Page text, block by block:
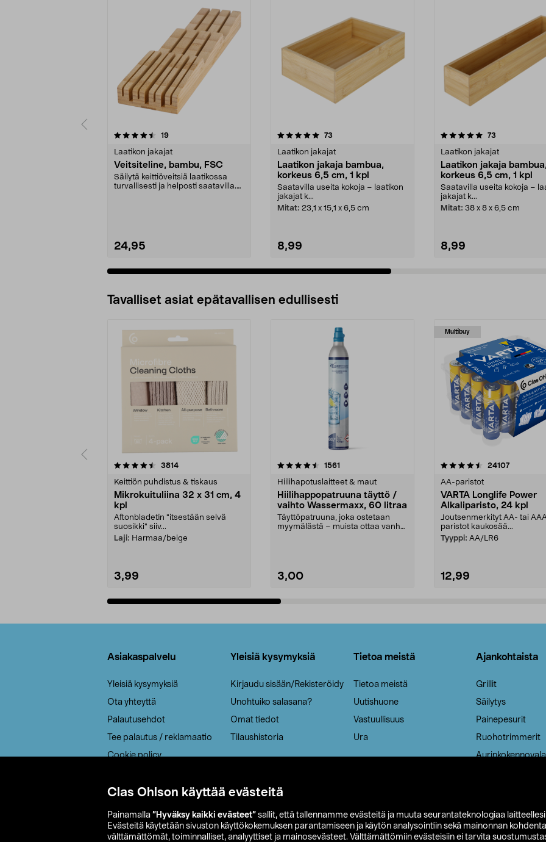
Clas Ohlson käyttää evästeitä
Painamalla ”Hyväksy kaikki evästeet” sallit, että tallennamme evästeitä ja muuta seurantateknologiaa laitteellesi
Evästeitä käytetään sivuston käyttökokemuksen parantamiseen ja käytön analysointiin sekä mainonnan
välttämättömät, toiminnalliset, analyyttiset ja mainosevästeet. Välttämättömiin evästeisiin ei tarvita
19arvostelut
Laatikon jakajat
Veitsiteline, bambu, FSC
Säilytä keittiöveitsiä laatikossa
turvallisesti ja helposti saatavilla.
24,95
5.0 viidestä
73
Laatikon jakajat
Laatikon jakaja bambua,
korkeus 6,5 cm, 1 kpl
Saatavilla useita kokoja – laatikon
jakajat k...
Mitat: 23,1 x 15,1 x 6,5 cm
8,99
5.0 viidestä
73
Laatikon jakajat
Laatikon jakaja
korkeus 6,5 cm, 1 kpl
Saatavilla useita kokoja –
jakajat k...
Mitat: 38 x 8 x 6,5 cm
8,99
4.5 viidestä
Tavalliset asiat epätavallisen edullisesti
3814arvostelut
Keittiön puhdistus & tiskaus
Mikrokuituliina 32 x 31 cm, 4
kpl
Aftonbladetin "itsestään selvä
suosikki" siiv...
Laji: Harmaa/beige
3,99
4.5viidestä
1561
Hiilihapotuslaitteet & maut
Hiilihappopatruuna täyttö /
vaihto Wassermaxx, 60 litraa
Täyttöpatruuna, joka ostetaan
myymälästä – muista ottaa vanha
3,00
Multibuy
4.5viidestä
24107arvostelut
AA-paristot
VARTA Longlife Power
Alkaliparisto, 24 kpl
Joutsenmerkityt AA- tai
paristot kaukosää...
Tyyppi: AA/LR6
12,99
4.5viidestä
Asiakaspalvelu
Yleisiä kysymyksiä
Ota yhteyttä
Palautusehdot
Tee palautus / reklamaatio
Cookie policy
Saavutettavuus
Yleisiä kysymyksiä
Kirjaudu sisään/Rekisteröidy
Unohtuiko salasana?
Omat tiedot
Tilaushistoria
Tietoa meistä
Tietoa meistä
Uutishuone
Vastuullisuus
Ura
Ajankohtaista
Grillit
Säilytys
Painepesurit
Ruohotrimmerit